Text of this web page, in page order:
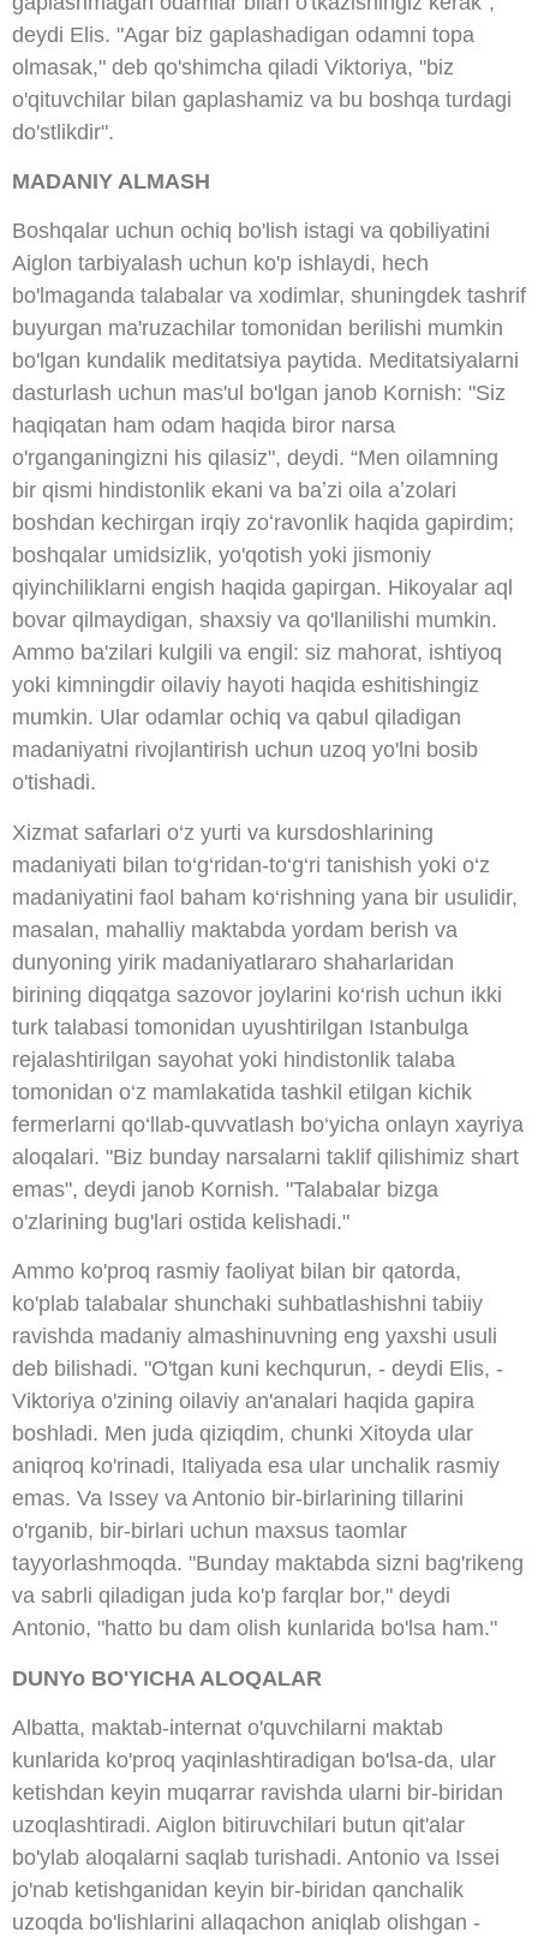
deydi Elis. "Agar biz gaplashadigan odamni topa
olmasak," deb qo'shimcha qiladi Viktoriya, "biz
o'qituvchilar bilan gaplashamiz va bu boshqa turdagi
do'stlikdir".
MADANIY ALMASH
Boshqalar uchun ochiq bo'lish istagi va qobiliyatini
Aiglon tarbiyalash uchun ko'p ishlaydi, hech
bo'lmaganda talabalar va xodimlar, shuningdek tashrif
buyurgan ma'ruzachilar tomonidan berilishi mumkin
bo'lgan kundalik meditatsiya paytida. Meditatsiyalarni
dasturlash uchun mas'ul bo'lgan janob Kornish: "Siz
haqiqatan ham odam haqida biror narsa
o'rganganingizni his qilasiz", deydi. “Men oilamning
bir qismi hindistonlik ekani va baʼzi oila aʼzolari
boshdan kechirgan irqiy zoʻravonlik haqida gapirdim;
boshqalar umidsizlik, yo'qotish yoki jismoniy
qiyinchiliklarni engish haqida gapirgan. Hikoyalar aql
bovar qilmaydigan, shaxsiy va qo'llanilishi mumkin.
Ammo ba'zilari kulgili va engil: siz mahorat, ishtiyoq
yoki kimningdir oilaviy hayoti haqida eshitishingiz
mumkin. Ular odamlar ochiq va qabul qiladigan
madaniyatni rivojlantirish uchun uzoq yo'lni bosib
o'tishadi.
Xizmat safarlari o‘z yurti va kursdoshlarining
madaniyati bilan to‘g‘ridan-to‘g‘ri tanishish yoki o‘z
madaniyatini faol baham ko‘rishning yana bir usulidir,
masalan, mahalliy maktabda yordam berish va
dunyoning yirik madaniyatlararo shaharlaridan
birining diqqatga sazovor joylarini ko‘rish uchun ikki
turk talabasi tomonidan uyushtirilgan Istanbulga
rejalashtirilgan sayohat yoki hindistonlik talaba
tomonidan o‘z mamlakatida tashkil etilgan kichik
fermerlarni qo‘llab-quvvatlash bo‘yicha onlayn xayriya
aloqalari. "Biz bunday narsalarni taklif qilishimiz shart
emas", deydi janob Kornish. "Talabalar bizga
o'zlarining bug'lari ostida kelishadi."
Ammo ko'proq rasmiy faoliyat bilan bir qatorda,
ko'plab talabalar shunchaki suhbatlashishni tabiiy
ravishda madaniy almashinuvning eng yaxshi usuli
deb bilishadi. "O'tgan kuni kechqurun, - deydi Elis, -
Viktoriya o'zining oilaviy an'analari haqida gapira
boshladi. Men juda qiziqdim, chunki Xitoyda ular
aniqroq ko'rinadi, Italiyada esa ular unchalik rasmiy
emas. Va Issey va Antonio bir-birlarining tillarini
o'rganib, bir-birlari uchun maxsus taomlar
tayyorlashmoqda. "Bunday maktabda sizni bag'rikeng
va sabrli qiladigan juda ko'p farqlar bor," deydi
Antonio, "hatto bu dam olish kunlarida bo'lsa ham."
DUNYo BO'YICHA ALOQALAR
Albatta, maktab-internat o'quvchilarni maktab
kunlarida ko'proq yaqinlashtiradigan bo'lsa-da, ular
ketishdan keyin muqarrar ravishda ularni bir-biridan
uzoqlashtiradi. Aiglon bitiruvchilari butun qit'alar
bo'ylab aloqalarni saqlab turishadi. Antonio va Issei
jo'nab ketishganidan keyin bir-biridan qanchalik
uzoqda bo'lishlarini allaqachon aniqlab olishgan -